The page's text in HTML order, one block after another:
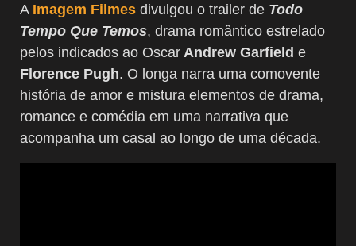
A Imagem Filmes divulgou o trailer de Todo
Tempo Que Temos, drama romântico estrelado
pelos indicados ao Oscar Andrew Garfield e
Florence Pugh. O longa narra uma comovente
história de amor e mistura elementos de drama,
romance e comédia em uma narrativa que
acompanha um casal ao longo de uma década.